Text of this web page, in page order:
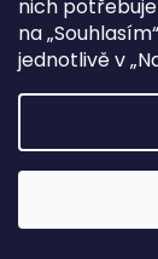
nich
na „Souhlasím
jednotlivě v „